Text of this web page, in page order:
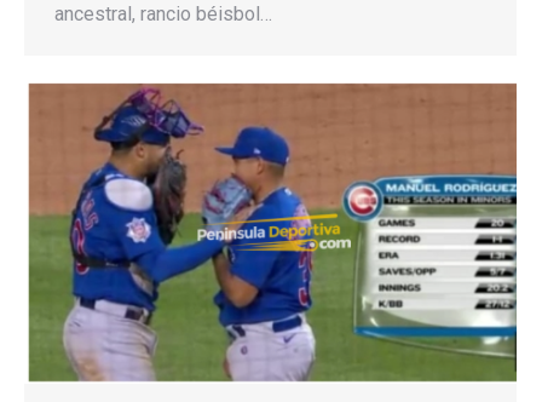
ancestral, rancio béisbol…